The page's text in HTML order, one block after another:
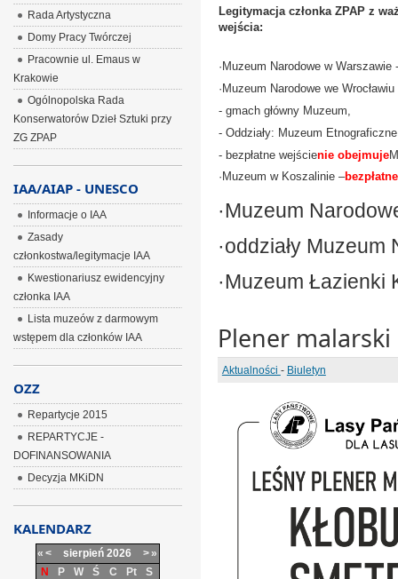
Legitymacja członka ZPAP z
wejścia:
· Muzeum Narodowe w Warszawie -
· Muzeum Narodowe we Wrocławiu
- gmach główny Muzeum,
- Oddziały: Muzeum
- bezpłatne wejścienie obejmuje
· Muzeum w Koszalinie –bezpłatne
·Muzeum
·oddziały
·Muzeum Łazienki
Plener malarski
Aktualności - Biuletyn
Rada Artystyczna
Domy Pracy Twórczej
Pracownie ul. Emaus w
Krakowie
Ogólnopolska Rada
Konserwatorów Dzieł Sztuki przy
ZG ZPAP
IAA/AIAP - UNESCO
Informacje o IAA
Zasady
członkostwa/legitymacje IAA
Kwestionariusz ewidencyjny
członka IAA
Lista muzeów z darmowym
wstępem dla członków IAA
OZZ
Repartycje 2015
REPARTYCJE -
DOFINANSOWANIA
Decyzja MKiDN
KALENDARZ
« < sierpień 2026 >»
N
P W Ś C Pt
S